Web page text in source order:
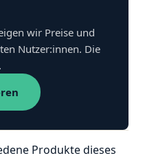
wir Preise und
Nutzer:innen. Die
Produkte dieses